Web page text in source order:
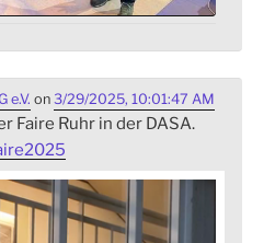
e.V. on 3/29/2025, 10:01:47 AM
Faire Ruhr in der DASA.